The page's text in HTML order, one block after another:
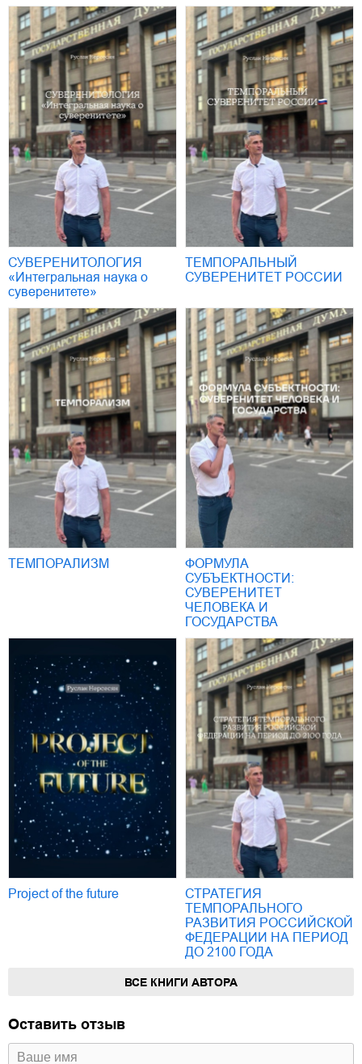
СУВЕРЕНИТОЛОГИЯ
«Интегральная наука о
суверенитете»
ТЕМПОРАЛЬНЫЙ
СУВЕРЕНИТЕТ РОССИИ
ТЕМПОРАЛИЗМ
ФОРМУЛА
СУБЪЕКТНОСТИ:
СУВЕРЕНИТЕТ
ЧЕЛОВЕКА И
ГОСУДАРСТВА
Project of the future
СТРАТЕГИЯ
ТЕМПОРАЛЬНОГО
РАЗВИТИЯ РОССИЙСКОЙ
ФЕДЕРАЦИИ НА ПЕРИОД
ДО 2100 ГОДА
ВСЕ КНИГИ АВТОРА
Оставить отзыв